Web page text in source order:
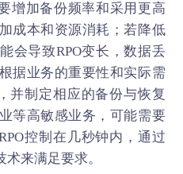
增加备份频率和采用更高
成本和资源消耗；若降低
会导致RPO变长，数据丢
据业务的重要性和实际需
并制定相应的备份与恢复
等高敏感业务，可能需要
控制在几秒钟内，通过
来满足要求。